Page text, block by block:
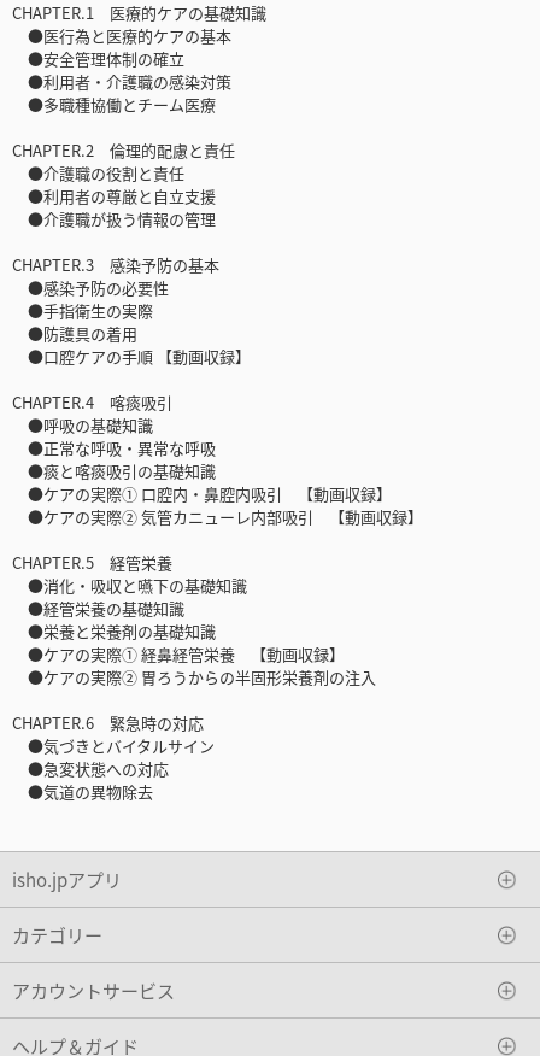
CHAPTER.1 医療的ケアの基礎知識
●医行為と医療的ケアの基本
●安全管理体制の確立
●利用者・介護職の感染対策
●多職種協働とチーム医療
CHAPTER.2 倫理的配慮と責任
●介護職の役割と責任
●利用者の尊厳と自立支援
●介護職が扱う情報の管理
CHAPTER.3 感染予防の基本
●感染予防の必要性
●手指衛生の実際
●防護具の着用
●口腔ケアの手順 【動画収録】
CHAPTER.4 喀痰吸引
●呼吸の基礎知識
●正常な呼吸・異常な呼吸
●痰と喀痰吸引の基礎知識
●ケアの実際① 口腔内・鼻腔内吸引 【動画収録】
●ケアの実際② 気管カニューレ内部吸引 【動画収録】
CHAPTER.5 経管栄養
●消化・吸収と嚥下の基礎知識
●経管栄養の基礎知識
●栄養と栄養剤の基礎知識
●ケアの実際① 経鼻経管栄養 【動画収録】
●ケアの実際② 胃ろうからの半固形栄養剤の注入
CHAPTER.6 緊急時の対応
●気づきとバイタルサイン
●急変状態への対応
●気道の異物除去
isho.jpアプリ
カテゴリー
アカウントサービス
ヘルプ＆ガイド